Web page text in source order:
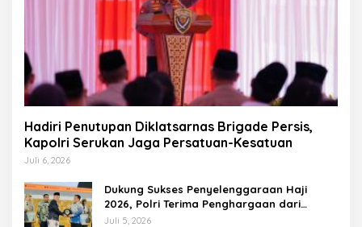
Hadiri Penutupan Diklatsarnas Brigade Persis,
Kapolri Serukan Jaga Persatuan-Kesatuan
Juli 6, 2026
Dukung Sukses Penyelenggaraan Haji
2026, Polri Terima Penghargaan dari
Kemenhaj dan Umrah
Juli 5, 2026